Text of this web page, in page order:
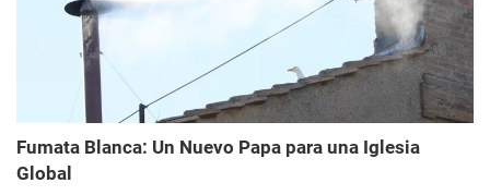
Fumata Blanca: Un Nuevo Papa para una Iglesia
Global